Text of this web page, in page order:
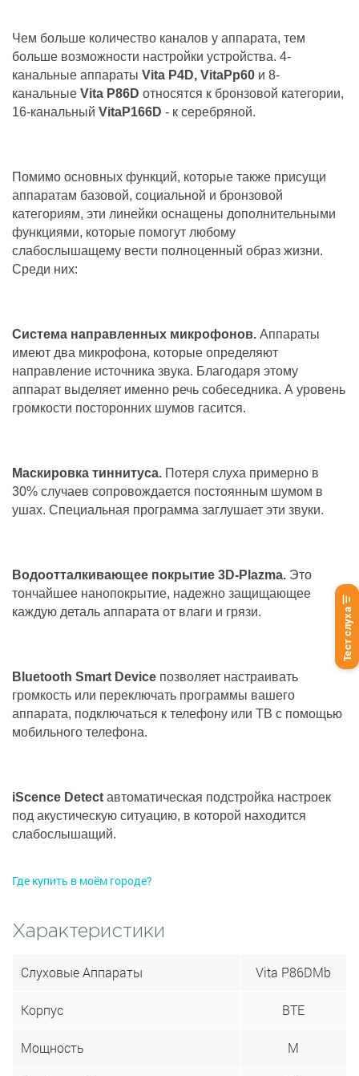
Тест слуха
Чем больше количество каналов у аппарата, тем
больше возможности настройки устройства. 4-
канальные аппараты Vita P4D, VitaРр60 и 8-
канальные Vita P86D относятся к бронзовой категории,
16-канальный VitaР166D - к серебряной.
Помимо основных функций, которые также присущи
аппаратам базовой, социальной и бронзовой
категориям, эти линейки оснащены дополнительными
функциями, которые помогут любому
слабослышащему вести полноценный образ жизни.
Среди них:
Система направленных микрофонов. Аппараты
имеют два микрофона, которые определяют
направление источника звука. Благодаря этому
аппарат выделяет именно речь собеседника. А уровень
громкости посторонних шумов гасится.
Маскировка тиннитуса. Потеря слуха примерно в
30% случаев сопровождается постоянным шумом в
ушах. Специальная программа заглушает эти звуки.
Водоотталкивающее покрытие 3D-Plazma. Это
тончайшее нанопокрытие, надежно защищающее
каждую деталь аппарата от влаги и грязи.
Bluetooth Smart Device позволяет настраивать
громкость или переключать программы вашего
аппарата, подключаться к телефону или ТВ с помощью
мобильного телефона.
iScence Detect автоматическая подстройка настроек
под акустическую ситуацию, в которой находится
слабослышащий.
Где купить в моём городе?
Характеристики
Слуховые Аппараты Vita P86DMb
Корпус BTE
Мощность M